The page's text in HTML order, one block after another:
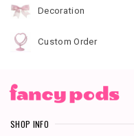
Decoration
Custom Order
SHOP INFO